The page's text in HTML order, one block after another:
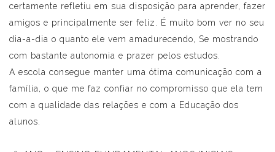
certamente refletiu em sua disposição para aprender, fazer
amigos e principalmente ser feliz. É muito bom ver no seu
dia-a-dia o quanto ele vem amadurecendo, Se mostrando
com bastante autonomia e prazer pelos estudos.
A escola consegue manter uma ótima comunicação com a
família, o que me faz confiar no compromisso que ela tem
com a qualidade das relações e com a Educação dos
alunos.